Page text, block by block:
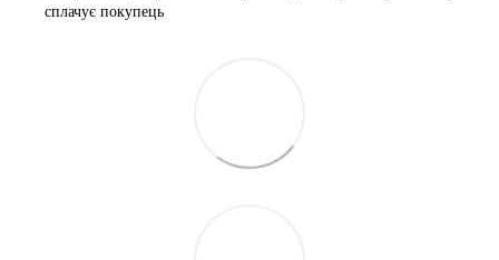
сплачує покупець